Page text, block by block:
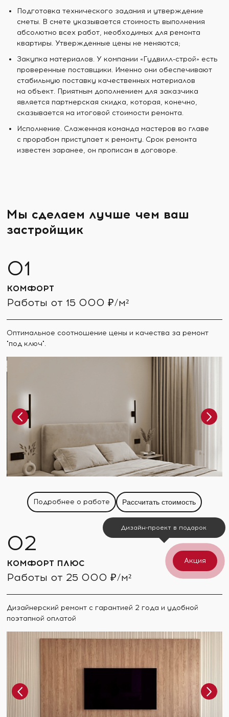
Подготовка технического задания и утверждение
сметы. В смете указывается стоимость выполнения
абсолютно всех работ, необходимых для ремонта
квартиры. Утвержденные цены не меняются;
Закупка материалов. У компании «Гудвилл-строй» есть
проверенные поставщики. Именно они обеспечивают
стабильную поставку качественных материалов
на объект. Приятным дополнением для заказчика
является партнерская скидка, которая, конечно,
сказывается на итоговой стоимости ремонта.
Исполнение. Слаженная команда мастеров во главе
с прорабом приступает к ремонту. Срок ремонта
известен заранее, он прописан в договоре.
Мы сделаем лучше чем ваш
застройщик
КОМФОРТ
Работы от 15 000 ₽/м²
Оптимальное соотношение цены и качества за ремонт
"под ключ".
Подробнее о работе Рассчитать стоимость
КОМФОРТ ПЛЮС
Работы от 25 000 ₽/м²
Дизайнерский ремонт с гарантией 2 года и удобной
поэтапной оплатой
Акция
Дизайн-проект в подарок